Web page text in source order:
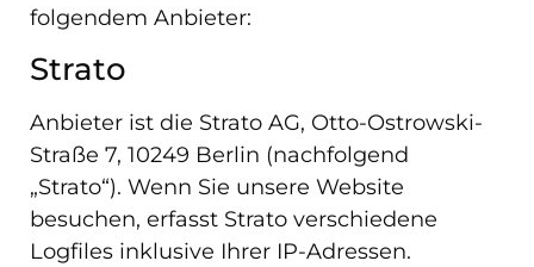
folgendem Anbieter:
Strato
Anbieter ist die Strato AG, Otto-Ostrowski-
Straße 7, 10249 Berlin (nachfolgend
„Strato“). Wenn Sie unsere Website
besuchen, erfasst Strato verschiedene
Logfiles inklusive Ihrer IP-Adressen.